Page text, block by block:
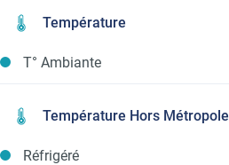
Température
T° Ambiante
Température Hors Métropole
Réfrigéré